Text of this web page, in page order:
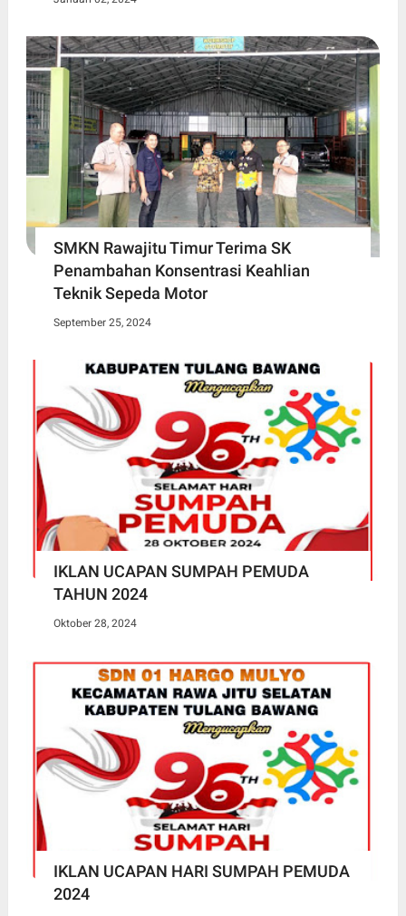
SMKN Rawajitu Timur Terima SK
Penambahan Konsentrasi Keahlian
Teknik Sepeda Motor
September 25, 2024
IKLAN UCAPAN SUMPAH PEMUDA
TAHUN 2024
Oktober 28, 2024
IKLAN UCAPAN HARI SUMPAH PEMUDA
2024